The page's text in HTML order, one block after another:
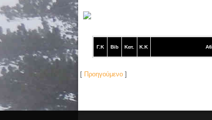
Γ.Κ Bib Κατ. Κ.Κ
[ Προηγούμενο ]